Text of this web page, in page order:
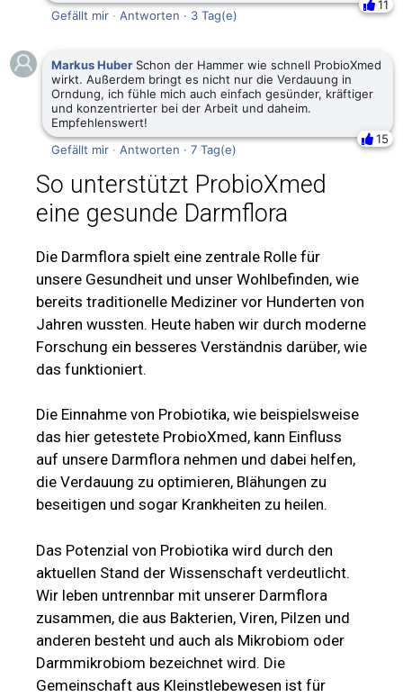
11
Gefällt mir · Antworten · 3 Tag(e)
Markus Huber Schon der Hammer wie schnell ProbioXmed
wirkt. Außerdem bringt es nicht nur die Verdauung in
Orndung, ich fühle mich auch einfach gesünder, kräftiger
und konzentrierter bei der Arbeit und daheim.
Empfehlenswert!
15
Gefällt mir · Antworten · 7 Tag(e)
So unterstützt ProbioXmed
eine gesunde Darmflora
Die Darmflora spielt eine zentrale Rolle für
unsere Gesundheit und unser Wohlbefinden, wie
bereits traditionelle Mediziner vor Hunderten von
Jahren wussten. Heute haben wir durch moderne
Forschung ein besseres Verständnis darüber, wie
das funktioniert.
Die Einnahme von Probiotika, wie beispielsweise
das hier getestete ProbioXmed, kann Einfluss
auf unsere Darmflora nehmen und dabei helfen,
die Verdauung zu optimieren, Blähungen zu
beseitigen und sogar Krankheiten zu heilen.
Das Potenzial von Probiotika wird durch den
aktuellen Stand der Wissenschaft verdeutlicht.
Wir leben untrennbar mit unserer Darmflora
zusammen, die aus Bakterien, Viren, Pilzen und
anderen besteht und auch als Mikrobiom oder
Darmmikrobiom bezeichnet wird. Die
Gemeinschaft aus Kleinstlebewesen ist für